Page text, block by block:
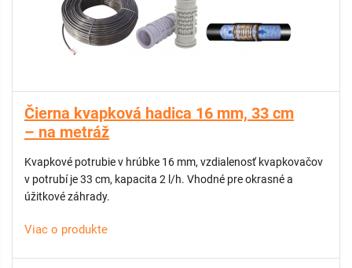
Čierna kvapková hadica 16 mm, 33 cm
– na metráž
Kvapkové potrubie v hrúbke 16 mm, vzdialenosť kvapkovačov
v potrubí je 33 cm, kapacita 2 l/h. Vhodné pre okrasné a
úžitkové záhrady.
Viac o produkte